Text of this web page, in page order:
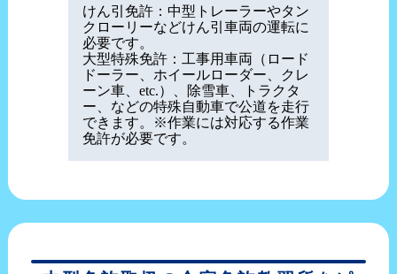
けん引免許：中型トレーラーやタン
クローリーなどけん引車両の運転に
必要です。
大型特殊免許：工事用車両（ロード
ドーラー、ホイールローダー、クレ
ーン車、etc.）、除雪車、トラクタ
ー、などの特殊自動車で公道を走行
できます。※作業には対応する作業
免許が必要です。